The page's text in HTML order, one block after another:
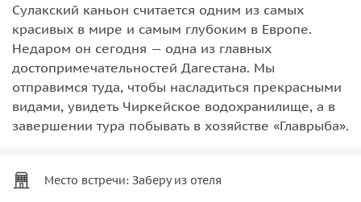
Сулакский каньон считается одним из самых
красивых в мире и самым глубоким в Европе.
Недаром он сегодня — одна из главных
достопримечательностей Дагестана. Мы
отправимся туда, чтобы насладиться прекрасными
видами, увидеть Чиркейское водохранилище, а в
завершении тура побывать в хозяйстве «Главрыба».
Место встречи: Заберу из отеля